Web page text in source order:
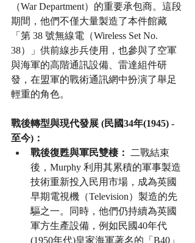
（War Department）的重要承包商。這段
期間，他們不僅大量製造了本件館藏
「第 38 號無線電（Wireless Set No.
38）」供前線步兵使用，也參與了空軍
與海軍的高階通訊設備、雷達組件研
發，在盟軍的戰術通訊網中扮演了舉足
輕重的角色。
戰後轉型與現代發展 (民國34年(1945) -
至今)：
戰後復甦與軍民雙棲：
二戰結束
後，Murphy 利用其累積的軍事製造
技術重新投入民用市場，成為英國
早期電視機（Television）製造的先
驅之一。同時，他們仍持續為英國
軍方生產設備，例如民國40年代
(1950年代)皇家海軍著名的「B40」